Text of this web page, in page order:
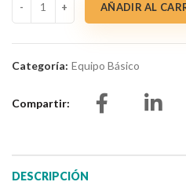
AÑADIR AL
Categoría: Equipo Básico
Compartir
DESCRIPCIÓN